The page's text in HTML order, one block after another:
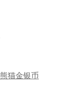
熊猫金银币